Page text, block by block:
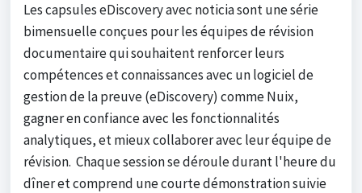
Les capsules eDiscovery avec noticia sont une série
bimensuelle conçues pour les équipes de révision
documentaire qui souhaitent renforcer leurs
compétences et connaissances avec un logiciel de
gestion de la preuve (eDiscovery) comme Nuix,
gagner en confiance avec les fonctionnalités
analytiques, et mieux collaborer avec leur équipe de
révision. Chaque session se déroule durant l'heure du
dîner et comprend une courte démonstration suivie